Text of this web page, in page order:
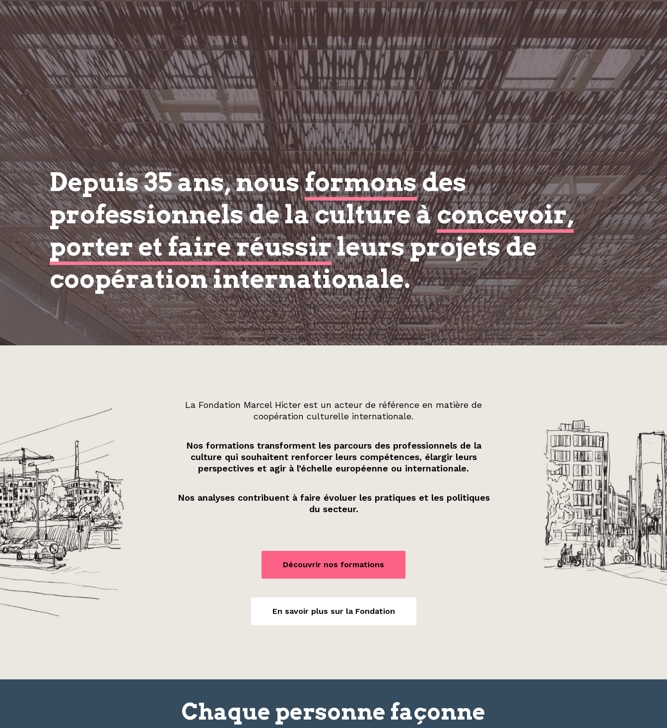
Depuis 35 ans, nousformonsdes
professionnels de la culture àconcevoir,
porter et faire réussirleurs projets de
coopération internationale.
La Fondation Marcel Hicter est un acteur de référence en matière de
coopération culturelle internationale.
Nos formations transforment les parcours des professionnels de la
culture qui souhaitent renforcer leurs compétences, élargir leurs
perspectives et agir à l’échelle européenne ou internationale.
Nos analyses contribuent à faire évoluer les pratiques et les politiques
du secteur.
Découvrir nos formations
En savoir plus sur la Fondation
Chaque personne façonne